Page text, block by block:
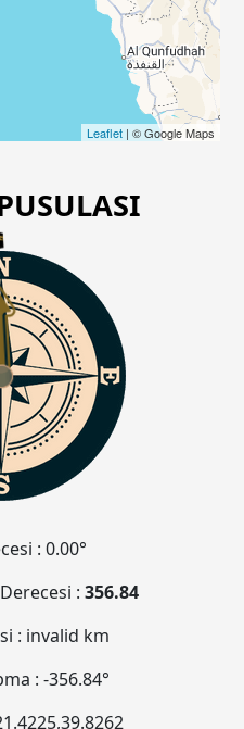
Leaflet| © Google Maps
: 0.00°
: 356.84
: invalid km
: -356.84°
,39.8262